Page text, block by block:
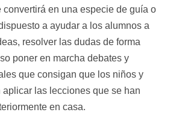
convertirá en una especie de guía o
a ayudar a los alumnos a
resolver las dudas de forma
poner en marcha debates y
que consigan que los niños y
aplicar las lecciones que se han
en casa.